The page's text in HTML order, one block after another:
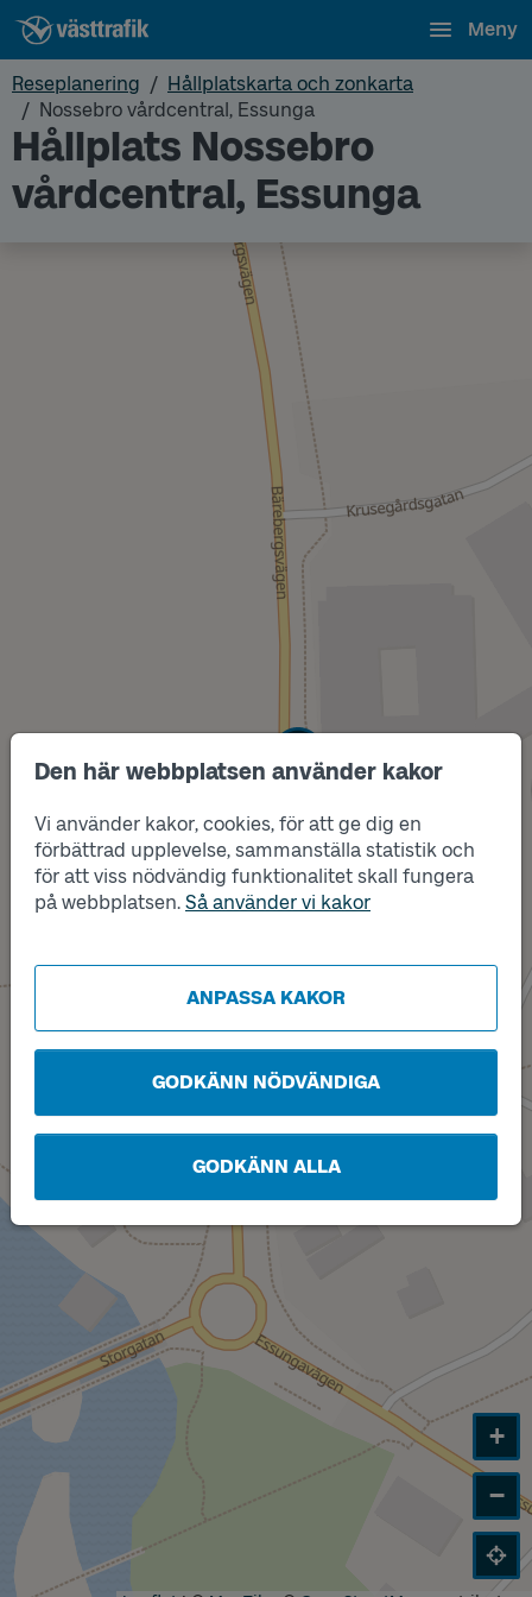
Den här webbplatsen använder kakor
Vi använder kakor, cookies, för att ge dig en
förbättrad upplevelse, sammanställa statistik och
för att viss nödvändig funktionalitet skall fungera
på webbplatsen. Så använder vi kakor
ANPASSA KAKOR
GODKÄNN NÖDVÄNDIGA
GODKÄNN ALLA
Meny
Reseplanering
Hållplatskarta och zonkarta
Nossebro vårdcentral, Essunga
Hållplats Nossebro
vårdcentral, Essunga
Läge
Läge
+
−